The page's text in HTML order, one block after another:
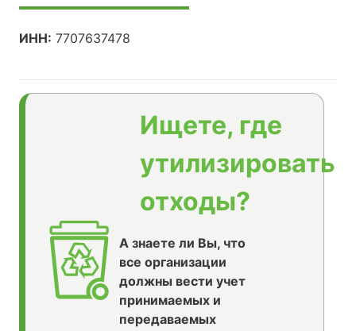
ИНН: 7707637478
Ищете, где
утилизировать
отходы?
А знаете ли Вы, что
все организации
должны вести учет
принимаемых и
передаваемых